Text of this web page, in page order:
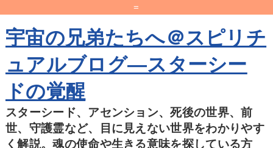
=
宇宙の兄弟たちへ＠スピリチ
ュアルブログ―スターシー
ドの覚醒
スターシード、アセンション、死後の世界、前
世、守護霊など、目に見えない世界をわかりやす
く解説。魂の使命や生きる意味を探している方